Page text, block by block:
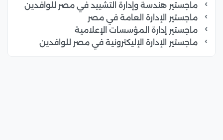
ماجستير هندسة وإدارة التشييد في مصر للوافدين
ماجستير الإدارة العامة في مصر
ماجستير إدارة المؤسسات الإعلامية
ماجستير الإدارة الإليكترونية في مصر للوافدين